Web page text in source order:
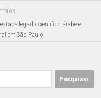
legado científico árabe e
em São Paulo